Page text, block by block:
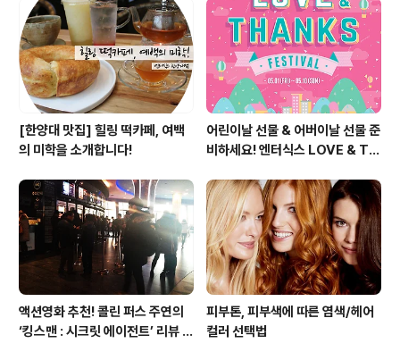
[한양대 맛집] 힐링 떡카페, 여백
의 미학을 소개합니다!
어린이날 선물 & 어버이날 선물 준
비하세요! 엔터식스 LOVE & TH
~ 05.10]
액션영화 추천! 콜린 퍼스 주연의
‘킹스맨 : 시크릿 에이전트’ 리뷰 &
피부톤, 피부색에 따른 염색/헤어
컬러 선택법